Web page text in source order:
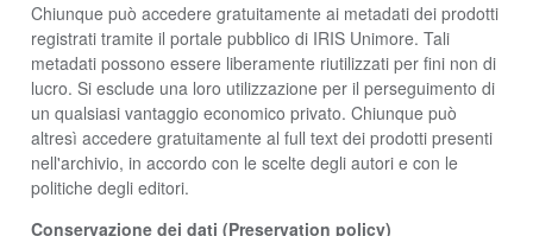
Chiunque può accedere gratuitamente ai metadati dei prodotti
registrati tramite il portale pubblico di IRIS Unimore. Tali
metadati possono essere liberamente riutilizzati per fini non di
lucro. Si esclude una loro utilizzazione per il perseguimento di
un qualsiasi vantaggio economico privato. Chiunque può
altresì accedere gratuitamente al full text dei prodotti presenti
nell'archivio, in accordo con le scelte degli autori e con le
politiche degli editori.
Conservazione dei dati (Preservation policy)